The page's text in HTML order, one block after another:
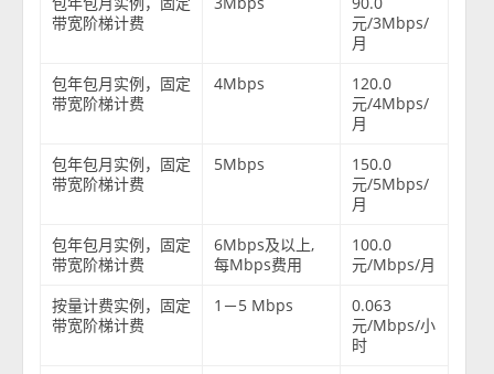
带宽阶梯计费
元/3Mbps/
月
包年包月实例，固定
带宽阶梯计费
4Mbps
120.0
元/4Mbps/
月
包年包月实例，固定
带宽阶梯计费
5Mbps
150.0
元/5Mbps/
月
包年包月实例，固定
带宽阶梯计费
6Mbps及以上,
每Mbps费用
100.0
元/Mbps/月
按量计费实例，固定
带宽阶梯计费
1－5 Mbps
0.063
元/Mbps/小
时